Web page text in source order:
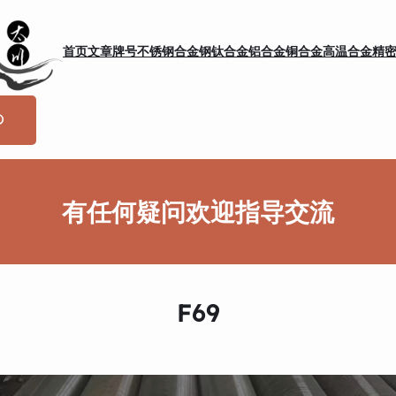
首页文章牌号不锈钢合金钢钛合金铝合金铜合金高温合金精
有任何疑问欢迎指导交流
F69